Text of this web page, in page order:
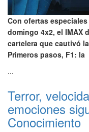
Con ofertas
domingo 4x2, el IMAX
cartelera que cautivó
Primeros pasos, F1: la
...
Terror,
emociones
Conocimiento